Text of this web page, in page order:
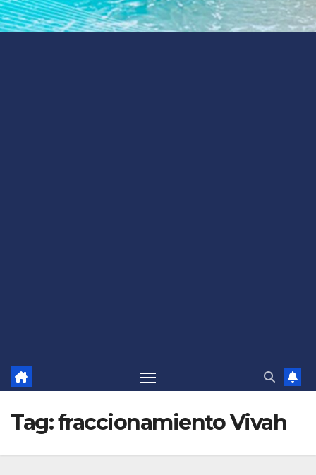
Tag:fraccionamiento Vivah